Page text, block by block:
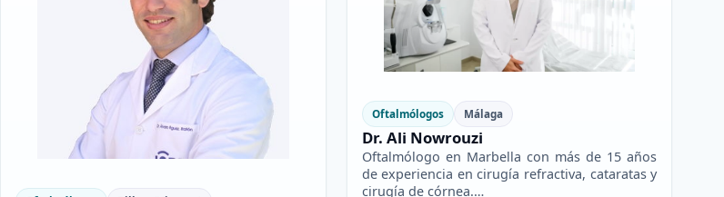
Oftalmólogos Málaga
Dr. Ali Nowrouzi
Oftalmólogo en Marbella con más de 15 años
de experiencia en cirugía refractiva, cataratas y
cirugía de córnea.…